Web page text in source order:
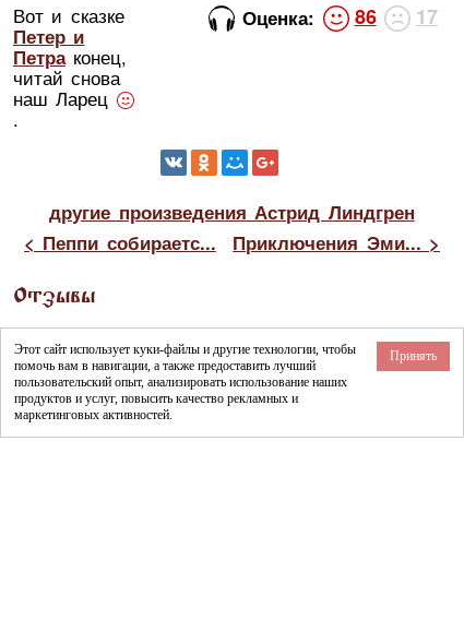
Вот и сказке
Петер и
Петраконец,
читай снова
наш Ларец
.
Оценка: 86 17
другие произведения Астрид Линдгрен
< Пеппи собираетс...
Приключения Эми... >
Отзывы
П рикольная сказка!
Екатерина
Этот сайт использует куки-файлы и другие технологии, чтобы
помочь вам в навигации, а также предоставить лучший
пользовательский опыт, анализировать использование наших
продуктов и услуг, повысить качество рекламных и
маркетинговых активностей.
Принять